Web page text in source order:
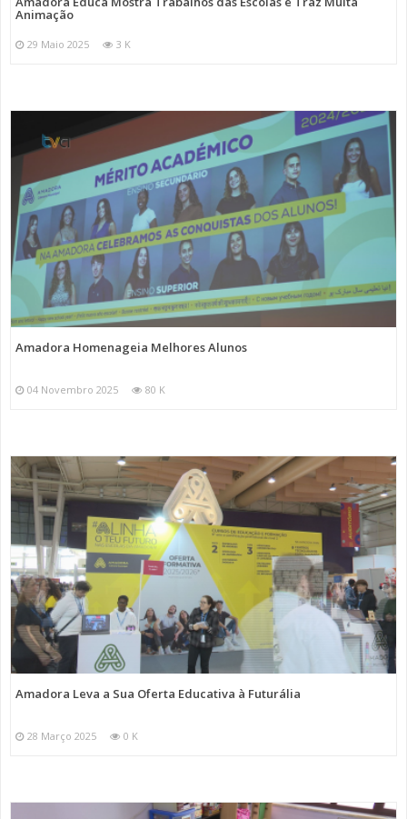
Animação
29 Maio 2025 3 K
Amadora Homenageia Melhores Alunos
04 Novembro 2025 80 K
Amadora Leva a Sua Oferta Educativa à Futurália
28 Março 2025 0 K